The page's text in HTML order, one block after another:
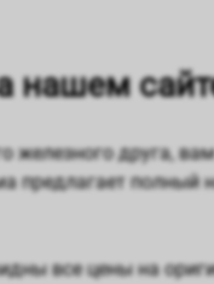
нашем
друга,
полный
все цены на